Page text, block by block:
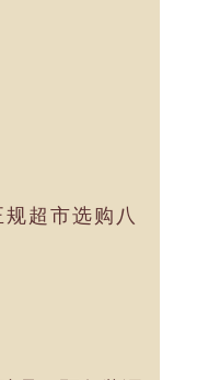
超市选购八